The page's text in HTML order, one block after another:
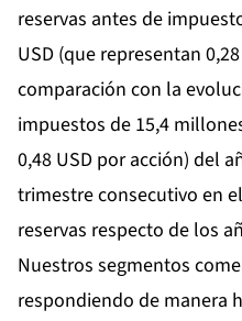
reservas antes de
USD (que representan
comparación con la
impuestos de 15,4
0,48 USD por acción) del
trimestre consecutivo en
reservas respecto de los
Nuestros segmentos
respondiendo de manera